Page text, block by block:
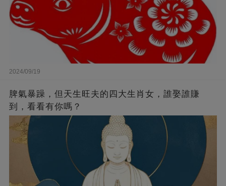
2024/09/19
脾氣暴躁，但天生旺夫的四大生肖女，誰娶誰賺
到，看看有你嗎？